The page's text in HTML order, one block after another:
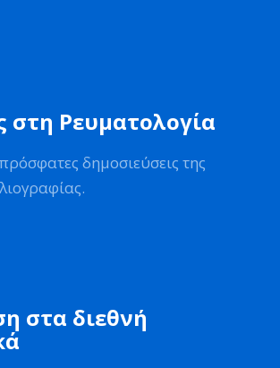
στη Ρευματολογία
δημοσιεύσεις της
στα διεθνή